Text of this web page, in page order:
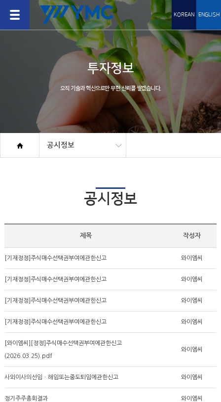
KOREAN ENGLISH
투자정보
오직 기술과 혁신으로만 무한 신뢰를 쌓겠습니다.
공시정보
공시정보
제목 작성자
[기재정정]주식매수선택권부여에관한신고 와이엠씨
[기재정정]주식매수선택권부여에관한신고 와이엠씨
[기재정정]주식매수선택권부여에관한신고 와이엠씨
[기재정정]주식매수선택권부여에관한신고 와이엠씨
[와이엠씨][정정]주식매수선택권부여에관한신고
(2026.03.25).pdf
와이엠씨
사외이사의선임ㆍ해임또는중도퇴임에관한신고 와이엠씨
정기주주총회결과 와이엠씨